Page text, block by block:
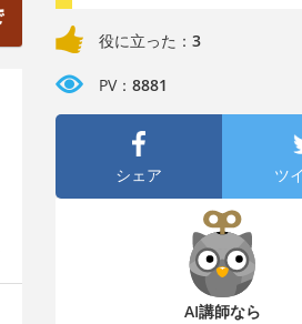
役に立った： 3
PV： 8881
シェア ツ
AI講師なら